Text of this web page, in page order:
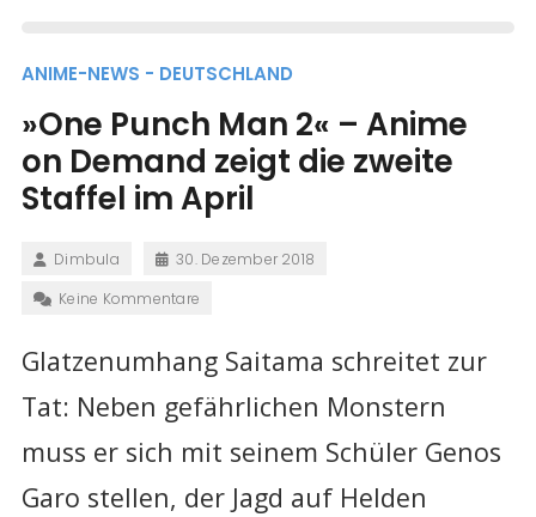
ANIME-NEWS - DEUTSCHLAND
»One Punch Man 2« – Anime
on Demand zeigt die zweite
Staffel im April
Dimbula
30. Dezember 2018
Keine Kommentare
Glatzenumhang Saitama schreitet zur
Tat: Neben gefährlichen Monstern
muss er sich mit seinem Schüler Genos
Garo stellen, der Jagd auf Helden